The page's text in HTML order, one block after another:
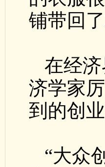
铺带回
在经
济学家
到的创业
“大众